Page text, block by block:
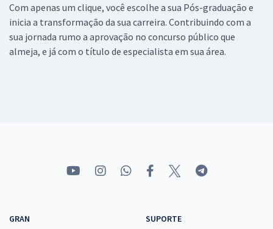
Com apenas um clique, você escolhe a sua Pós-graduação e
inicia a transformação da sua carreira. Contribuindo com a
sua jornada rumo a aprovação no concurso público que
almeja, e já com o título de especialista em sua área.
GRAN
SUPORTE